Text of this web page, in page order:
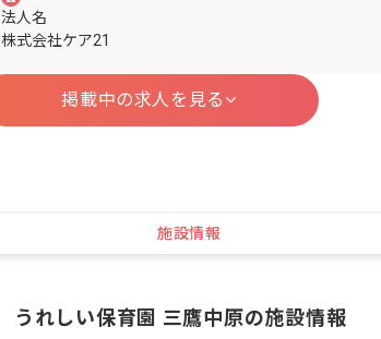
法人名
株式会社ケア21
掲載中の求人を見る
施設情報
うれしい保育園 三鷹中原の施設情報